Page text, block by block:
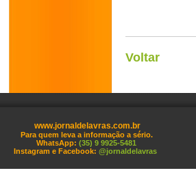
Voltar
www.jornaldelavras.com.br
Para quem leva a informação a sério.
WhatsApp: (35) 9 9925-5481
Instagram e Facebook: @jornaldelavras